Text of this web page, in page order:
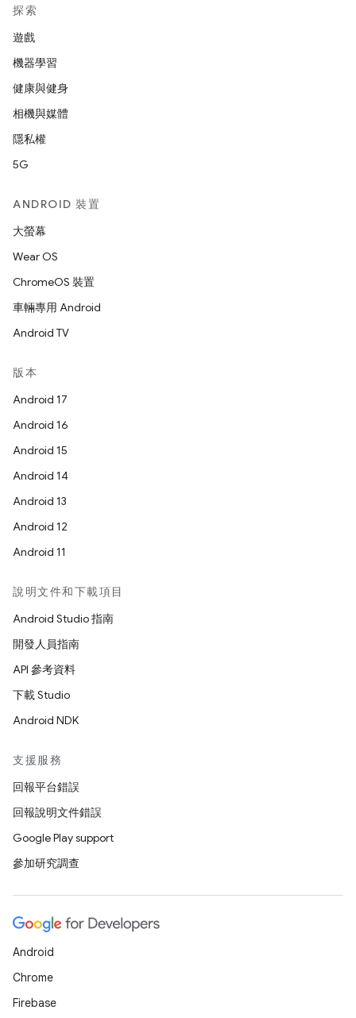
探索
遊戲
機器學習
健康與健身
相機與媒體
隱私權
5G
ANDROID 裝置
大螢幕
Wear OS
ChromeOS 裝置
車輛專用 Android
Android TV
版本
Android 17
Android 16
Android 15
Android 14
Android 13
Android 12
Android 11
說明文件和下載項目
Android Studio 指南
開發人員指南
API 參考資料
下載 Studio
Android NDK
支援服務
回報平台錯誤
回報說明文件錯誤
Google Play support
參加研究調查
Android
Chrome
Firebase